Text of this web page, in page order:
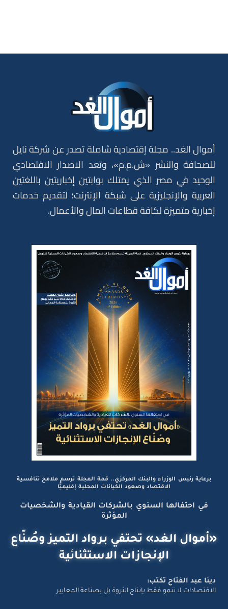
أموال الغد.. مجلة إقتصادية شاملة تصدر عن شركة نايل
للصحافة والنشر «ش.م.م»، وتعد الاصدار الاقتصادي
الوحيد في مصر الذي يمتلك بوابتين إخباريتين باللغتين
العربية والإنجليزية على شبكة الإنترنت؛ لتقديم خدمات
إخبارية متميزة لكافة قطاعات المال والأعمال.
برعاية رئيس الوزراء والبنك المركزي.. قمة المجلة ترسم ملامح تنافسية
الاقتصاد وصعود الكيانات المحلية إقليميًّا
في احتفالها السنوي بالشركات القيادية والشخصيات
المؤثرة
«أموال الغد» تحتفي برواد التميز وصُنّاع
الإنجازات الاستثنائية
دينا عبد الفتاح تكتب:
الاقتصادات لا تنمو فقط بإنتاج الثروة بل بصناعة المعايير